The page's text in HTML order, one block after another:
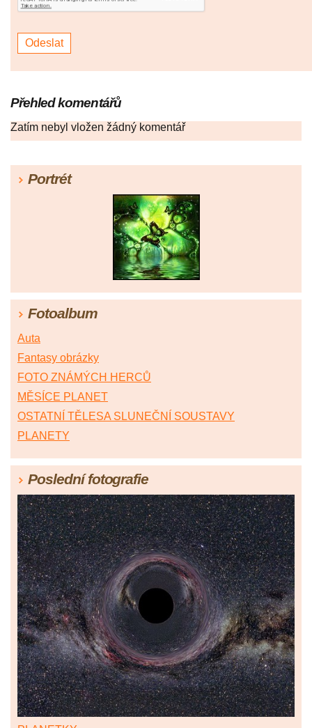
Přehled komentářů
Zatím nebyl vložen žádný komentář
Portrét
Fotoalbum
Auta
Fantasy obrázky
FOTO ZNÁMÝCH HERCŮ
MĚSÍCE PLANET
OSTATNÍ TĚLESA SLUNEČNÍ SOUSTAVY
PLANETY
Poslední fotografie